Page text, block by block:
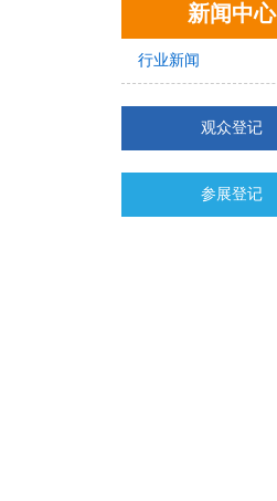
新闻中心
行业新闻
观众登记
参展登记